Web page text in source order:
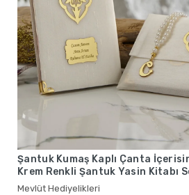
Şantuk Kumaş Kaplı Çanta
Krem Renkli Şantuk Yasin Kitabı
Hediyelikleri
Mevlüt Hediyelikleri